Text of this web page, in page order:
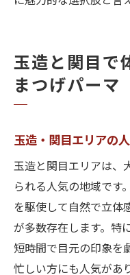
玉造と関目で
まつげパーマ
玉造・関目エリアの
玉造と関目エリアは、
られる人気の地域です
を駆使して自然で立体
が多数存在します。特
短時間で目元の印象を
忙しい方にも人気があ